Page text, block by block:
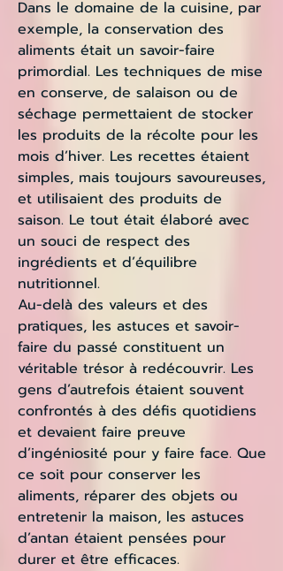
Dans le domaine de la cuisine, par
exemple, la conservation des
aliments était un savoir-faire
primordial. Les techniques de mise
en conserve, de salaison ou de
séchage permettaient de stocker
les produits de la récolte pour les
mois d’hiver. Les recettes étaient
simples, mais toujours savoureuses,
et utilisaient des produits de
saison. Le tout était élaboré avec
un souci de respect des
ingrédients et d’équilibre
nutritionnel.
Au-delà des valeurs et des
pratiques, les astuces et savoir-
faire du passé constituent un
véritable trésor à redécouvrir. Les
gens d’autrefois étaient souvent
confrontés à des défis quotidiens
et devaient faire preuve
d’ingéniosité pour y faire face. Que
ce soit pour conserver les
aliments, réparer des objets ou
entretenir la maison, les astuces
d’antan étaient pensées pour
durer et être efficaces.